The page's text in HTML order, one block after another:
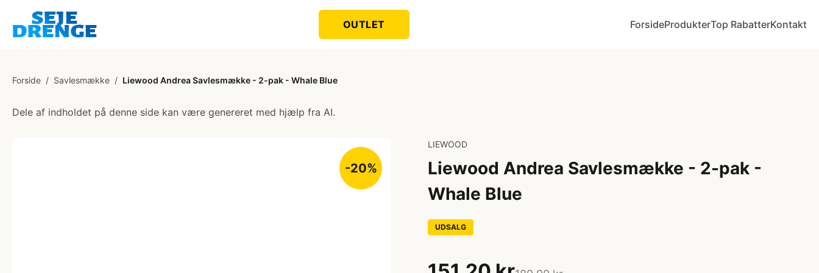
OUTLET ForsideProdukterTop RabatterKontakt
Forside / Savlesmække / Liewood Andrea Savlesmække - 2-pak - Whale Blue
Dele af indholdet på denne side kan være genereret med hjælp fra AI.
-20%
LIEWOOD
Liewood Andrea Savlesmække - 2-pak -
Whale Blue
UDSALG